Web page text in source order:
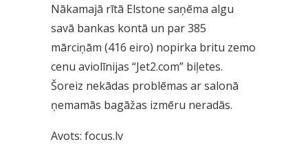
Nākamajā rītā Elstone saņēma algu
savā bankas kontā un par 385
mārciņām (416 eiro) nopirka britu zemo
cenu aviolīnijas “Jet2.com” biļetes.
Šoreiz nekādas problēmas ar salonā
ņemamās bagāžas izmēru neradās.
Avots: focus.lv